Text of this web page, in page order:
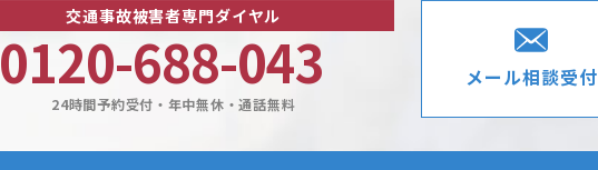
交通事故被害者専門ダイヤル
0120-688-043
24時間予約受付・年中無休・通話無料
メール相談受付